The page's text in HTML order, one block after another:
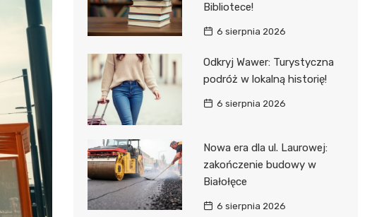
Bibliotece!
6 sierpnia 2026
Odkryj Wawer: Turystyczna
podróż w lokalną historię!
6 sierpnia 2026
Nowa era dla ul. Laurowej:
zakończenie budowy w
Białołęce
6 sierpnia 2026